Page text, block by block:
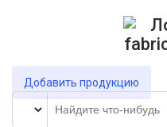
Добавить продукцию